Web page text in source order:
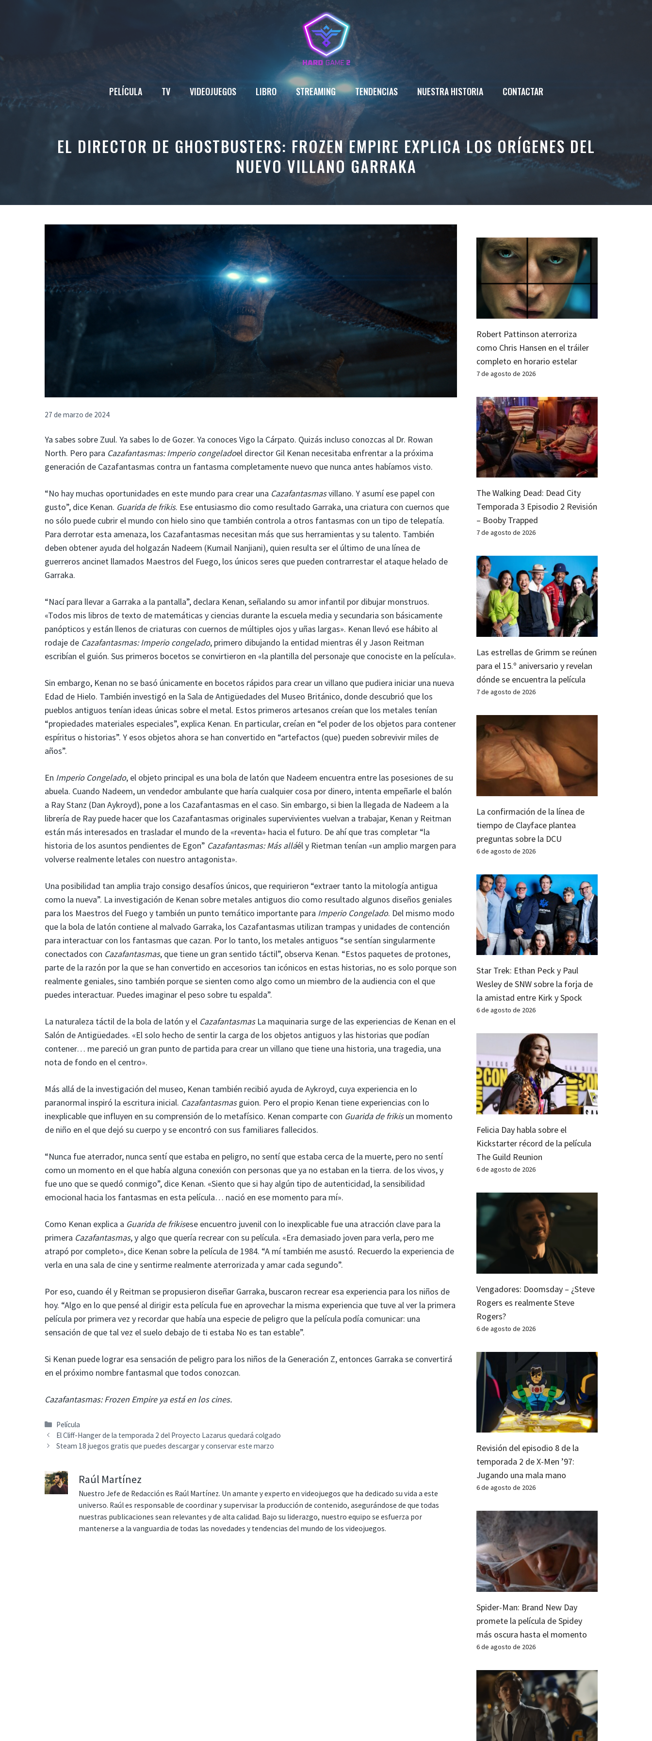
PELÍCULA TV VIDEOJUEGOS LIBRO STREAMING TENDENCIAS NUESTRA HISTORIA CONTACTAR
EL DIRECTOR DE GHOSTBUSTERS: FROZEN EMPIRE EXPLICA LOS ORÍGENES DEL
NUEVO VILLANO GARRAKA
27 de marzo de 2024
Ya sabes sobre Zuul. Ya sabes lo de Gozer. Ya conoces Vigo la Cárpato. Quizás incluso conozcas al Dr. Rowan
North. Pero para Cazafantasmas: Imperio congeladoel director Gil Kenan necesitaba enfrentar a la próxima
generación de Cazafantasmas contra un fantasma completamente nuevo que nunca antes habíamos visto.
“No hay muchas oportunidades en este mundo para crear una Cazafantasmasvillano. Y asumí ese papel con
gusto”, dice Kenan. Guarida de frikis. Ese entusiasmo dio como resultado Garraka, una criatura con cuernos que
no sólo puede cubrir el mundo con hielo sino que también controla a otros fantasmas con un tipo de telepatía.
Para derrotar esta amenaza, los Cazafantasmas necesitan más que sus herramientas y su talento. También
deben obtener ayuda del holgazán Nadeem (Kumail Nanjiani), quien resulta ser el último de una línea de
guerreros ancinet llamados Maestros del Fuego, los únicos seres que pueden contrarrestar el ataque helado de
Garraka.
“Nací para llevar a Garraka a la pantalla”, declara Kenan, señalando su amor infantil por dibujar monstruos.
«Todos mis libros de texto de matemáticas y ciencias durante la escuela media y secundaria son básicamente
panópticos y están llenos de criaturas con cuernos de múltiples ojos y uñas largas». Kenan llevó ese hábito al
rodaje de Cazafantasmas: Imperio congelado, primero dibujando la entidad mientras él y Jason Reitman
escribían el guión. Sus primeros bocetos se convirtieron en «la plantilla del personaje que conociste en la película».
Sin embargo, Kenan no se basó únicamente en bocetos rápidos para crear un villano que pudiera iniciar una nueva
Edad de Hielo. También investigó en la Sala de Antigüedades del Museo Británico, donde descubrió que los
pueblos antiguos tenían ideas únicas sobre el metal. Estos primeros artesanos creían que los metales tenían
“propiedades materiales especiales”, explica Kenan. En particular, creían en “el poder de los objetos para contener
espíritus o historias”. Y esos objetos ahora se han convertido en “artefactos (que) pueden sobrevivir miles de
años”.
En Imperio Congelado, el objeto principal es una bola de latón que Nadeem encuentra entre las posesiones de su
abuela. Cuando Nadeem, un vendedor ambulante que haría cualquier cosa por dinero, intenta empeñarle el balón
a Ray Stanz (Dan Aykroyd), pone a los Cazafantasmas en el caso. Sin embargo, si bien la llegada de Nadeem a la
librería de Ray puede hacer que los Cazafantasmas originales supervivientes vuelvan a trabajar, Kenan y Reitman
están más interesados ​​en trasladar el mundo de la «reventa» hacia el futuro. De ahí que tras completar “la
historia de los asuntos pendientes de Egon” Cazafantasmas: Más alláél y Rietman tenían «un amplio margen para
volverse realmente letales con nuestro antagonista».
Una posibilidad tan amplia trajo consigo desafíos únicos, que requirieron “extraer tanto la mitología antigua
como la nueva”. La investigación de Kenan sobre metales antiguos dio como resultado algunos diseños geniales
para los Maestros del Fuego y también un punto temático importante para Imperio Congelado. Del mismo modo
que la bola de latón contiene al malvado Garraka, los Cazafantasmas utilizan trampas y unidades de contención
para interactuar con los fantasmas que cazan. Por lo tanto, los metales antiguos “se sentían singularmente
conectados con Cazafantasmas, que tiene un gran sentido táctil”, observa Kenan. “Estos paquetes de protones,
parte de la razón por la que se han convertido en accesorios tan icónicos en estas historias, no es solo porque son
realmente geniales, sino también porque se sienten como algo como un miembro de la audiencia con el que
puedes interactuar. Puedes imaginar el peso sobre tu espalda”.
La naturaleza táctil de la bola de latón y el CazafantasmasLa maquinaria surge de las experiencias de Kenan en el
Salón de Antigüedades. «El solo hecho de sentir la carga de los objetos antiguos y las historias que podían
contener… me pareció un gran punto de partida para crear un villano que tiene una historia, una tragedia, una
nota de fondo en el centro».
Más allá de la investigación del museo, Kenan también recibió ayuda de Aykroyd, cuya experiencia en lo
paranormal inspiró la escritura inicial. Cazafantasmasguion. Pero el propio Kenan tiene experiencias con lo
inexplicable que influyen en su comprensión de lo metafísico. Kenan comparte con Guarida de frikisun momento
de niño en el que dejó su cuerpo y se encontró con sus familiares fallecidos.
“Nunca fue aterrador, nunca sentí que estaba en peligro, no sentí que estaba cerca de la muerte, pero no sentí
como un momento en el que había alguna conexión con personas que ya no estaban en la tierra. de los vivos, y
fue uno que se quedó conmigo”, dice Kenan. «Siento que si hay algún tipo de autenticidad, la sensibilidad
emocional hacia los fantasmas en esta película… nació en ese momento para mí».
Como Kenan explica a Guarida de frikisese encuentro juvenil con lo inexplicable fue una atracción clave para la
primera Cazafantasmas, y algo que quería recrear con su película. «Era demasiado joven para verla, pero me
atrapó por completo», dice Kenan sobre la película de 1984. “A mí también me asustó. Recuerdo la experiencia de
verla en una sala de cine y sentirme realmente aterrorizada y amar cada segundo”.
Por eso, cuando él y Reitman se propusieron diseñar Garraka, buscaron recrear esa experiencia para los niños de
hoy. “Algo en lo que pensé al dirigir esta película fue en aprovechar la misma experiencia que tuve al ver la primera
película por primera vez y recordar que había una especie de peligro que la película podía comunicar: una
sensación de que tal vez el suelo debajo de ti estaba No es tan estable”.
Si Kenan puede lograr esa sensación de peligro para los niños de la Generación Z, entonces Garraka se convertirá
en el próximo nombre fantasmal que todos conozcan.
Cazafantasmas: Frozen Empire ya está en los cines.
Categorías
Película
El Cliff-Hanger de la temporada 2 del Proyecto Lazarus quedará colgado
Steam 18 juegos gratis que puedes descargar y conservar este marzo
Raúl Martínez
Nuestro Jefe de Redacción es Raúl Martínez. Un amante y experto en videojuegos que ha dedicado su vida a este
universo. Raúl es responsable de coordinar y supervisar la producción de contenido, asegurándose de que todas
nuestras publicaciones sean relevantes y de alta calidad. Bajo su liderazgo, nuestro equipo se esfuerza por
mantenerse a la vanguardia de todas las novedades y tendencias del mundo de los videojuegos.
Robert Pattinson aterroriza
como Chris Hansen en el tráiler
completo en horario estelar
7 de agosto de 2026
The Walking Dead: Dead City
Temporada 3 Episodio 2 Revisión
– Booby Trapped
7 de agosto de 2026
Las estrellas de Grimm se reúnen
para el 15.º aniversario y revelan
dónde se encuentra la película
7 de agosto de 2026
La confirmación de la línea de
tiempo de Clayface plantea
preguntas sobre la DCU
6 de agosto de 2026
Star Trek: Ethan Peck y Paul
Wesley de SNW sobre la forja de
la amistad entre Kirk y Spock
6 de agosto de 2026
Felicia Day habla sobre el
Kickstarter récord de la película
The Guild Reunion
6 de agosto de 2026
Vengadores: Doomsday – ¿Steve
Rogers es realmente Steve
Rogers?
6 de agosto de 2026
Revisión del episodio 8 de la
temporada 2 de X-Men ’97:
Jugando una mala mano
6 de agosto de 2026
Spider-Man: Brand New Day
promete la película de Spidey
más oscura hasta el momento
6 de agosto de 2026